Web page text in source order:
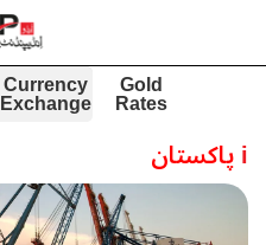
Gold
Rates
Currency
Exchange
iپاکستان